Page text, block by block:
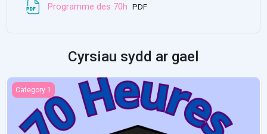
Programme des 70h Ffeil
PDF
Cyrsiau sydd ar gael
Statistiques et recherches
Category 1